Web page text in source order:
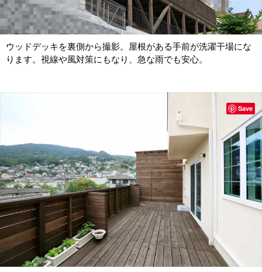
ウッドデッキを裏側から撮影。屋根がある手前が洗濯干場にな
ります。視線や風対策にもなり、急な雨でも安心。
Save